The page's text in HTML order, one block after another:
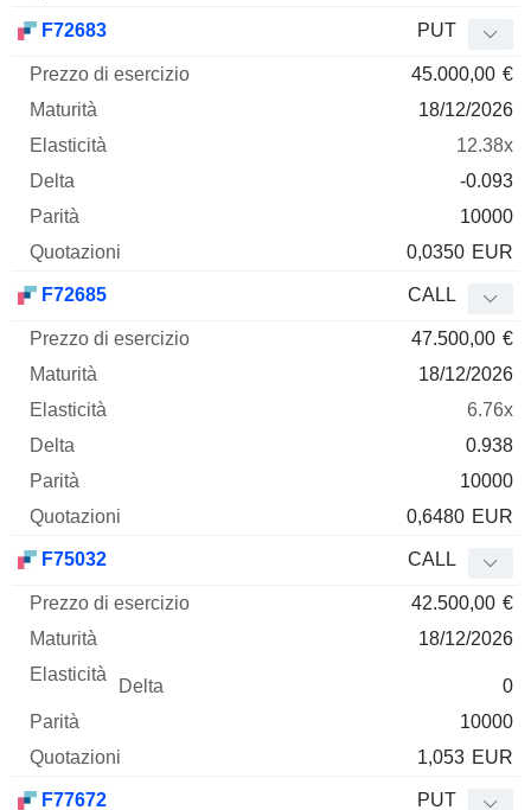
F72683 PUT
45.000,00 €
18/12/2026
12.38x
-0.093
10000
0,0350 EUR
F72685 CALL
47.500,00 €
18/12/2026
6.76x
0.938
10000
0,6480 EUR
F75032 CALL
42.500,00 €
18/12/2026
0
10000
1,053 EUR
F77672 PUT